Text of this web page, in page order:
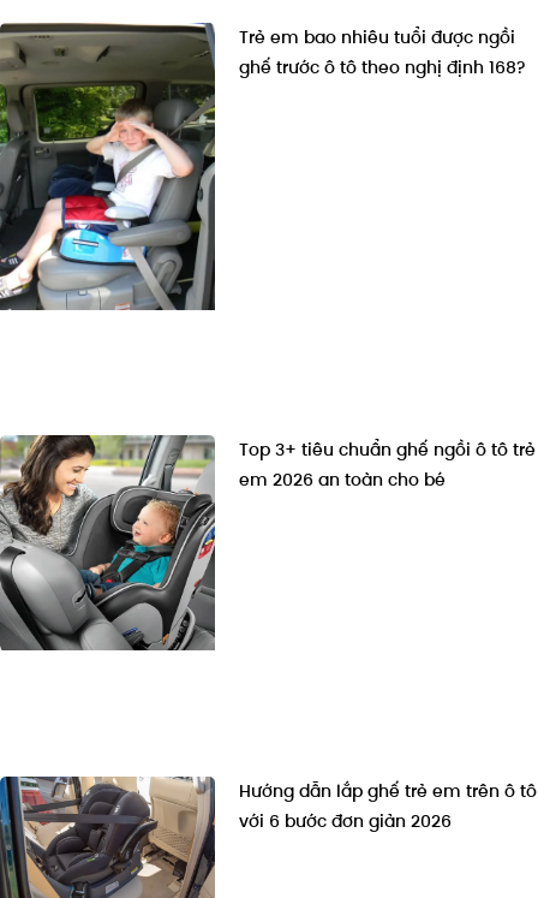
Trẻ em bao nhiêu tuổi được ngồi
ghế trước ô tô theo nghị định 168?
Top 3+ tiêu chuẩn ghế ngồi ô tô trẻ
em 2026 an toàn cho bé
Hướng dẫn lắp ghế trẻ em trên ô tô
với 6 bước đơn giản 2026